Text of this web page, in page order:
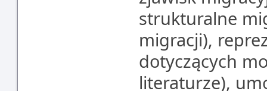
strukturalne
migracji),
dotyczących
literaturze),